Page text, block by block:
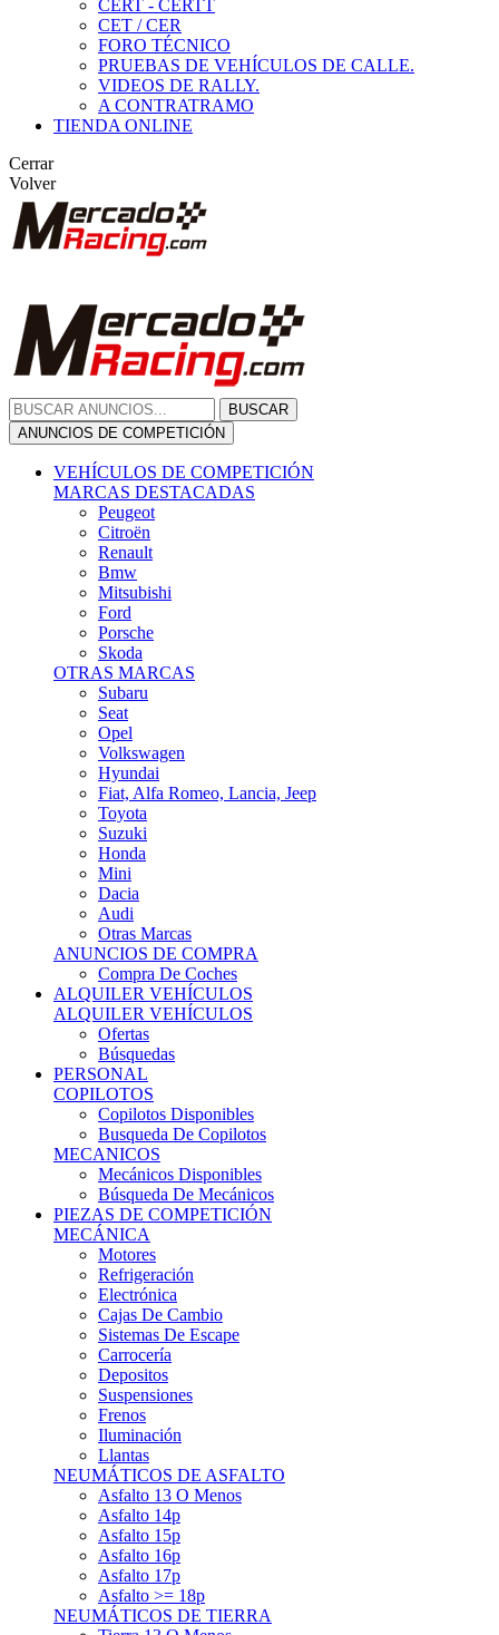
CERT - CERTT
CET / CER
FORO TÉCNICO
PRUEBAS DE VEHÍCULOS DE CALLE.
VIDEOS DE RALLY.
A CONTRATRAMO
TIENDA ONLINE
Cerrar
Volver
BUSCAR
ANUNCIOS DE COMPETICIÓN
VEHÍCULOS DE COMPETICIÓN
MARCAS DESTACADAS
Peugeot
Citroën
Renault
Bmw
Mitsubishi
Ford
Porsche
Skoda
OTRAS MARCAS
Subaru
Seat
Opel
Volkswagen
Hyundai
Fiat, Alfa Romeo, Lancia, Jeep
Toyota
Suzuki
Honda
Mini
Dacia
Audi
Otras Marcas
ANUNCIOS DE COMPRA
Compra De Coches
ALQUILER VEHÍCULOS
ALQUILER VEHÍCULOS
Ofertas
Búsquedas
PERSONAL
COPILOTOS
Copilotos Disponibles
Busqueda De Copilotos
MECANICOS
Mecánicos Disponibles
Búsqueda De Mecánicos
PIEZAS DE COMPETICIÓN
MECÁNICA
Motores
Refrigeración
Electrónica
Cajas De Cambio
Sistemas De Escape
Carrocería
Depositos
Suspensiones
Frenos
Iluminación
Llantas
NEUMÁTICOS DE ASFALTO
Asfalto 13 O Menos
Asfalto 14p
Asfalto 15p
Asfalto 16p
Asfalto 17p
Asfalto >= 18p
NEUMÁTICOS DE TIERRA
Tierra 13 O Menos
Tierra 14p